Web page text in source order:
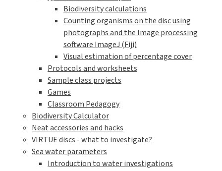
Biodiversity calculations
Counting organisms on the disc using
photographs and the Image processing
software ImageJ (Fiji)
Visual estimation of percentage cover
Protocols and worksheets
Sample class projects
Games
Classroom Pedagogy
Biodiversity Calculator
Neat accessories and hacks
VIRTUE discs - what to investigate?
Sea water parameters
Introduction to water investigations